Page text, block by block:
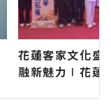
花蓮客家文化盛
融新魅力∣花蓮